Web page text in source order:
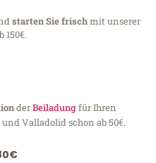
starten Sie frischmit unserer
150€.
derBeiladungfür Ihren
Valladolid schon ab 50€.